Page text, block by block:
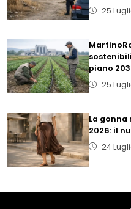
25
piano
25
La
2026: il
24